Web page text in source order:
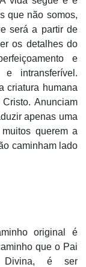
que não somos,
será a partir de
os detalhes do
e
intransferível.
criatura humana
Anunciam
apenas uma
querem a
caminham lado
original é
que o Pai
Divina, é ser